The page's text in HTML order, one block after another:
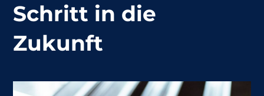
Schritt in die
Zukunft